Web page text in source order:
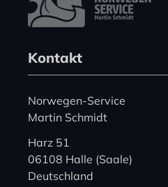
Kontakt
Norwegen-Service
Martin Schmidt
Harz 51
06108 Halle (Saale)
Deutschland